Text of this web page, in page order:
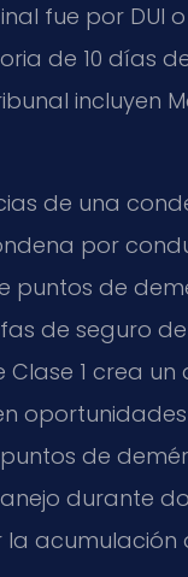
fue por DUI
de 10 días
incluyen
de una
por
puntos de
de seguro
Clase 1 crea
de
durante
acumulación